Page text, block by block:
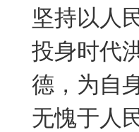
坚持以人
投身时代
德，为自
无愧于人